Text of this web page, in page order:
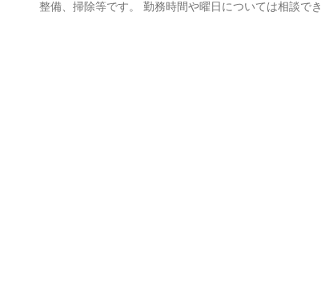
整備、掃除等です。 勤務時間や曜日については相談で